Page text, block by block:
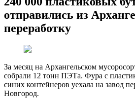
отправились из
переработку
За месяц на Архангельском
собрали 12 тонн ПЭТа. Фура с
синих контейнеров уехала на завод
Новгород.